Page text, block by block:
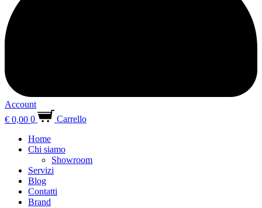
Account
€ 0,00 0
Carrello
Home
Chi siamo
Showroom
Servizi
Blog
Contatti
Brand